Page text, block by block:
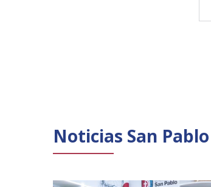
Noticias San Pablo